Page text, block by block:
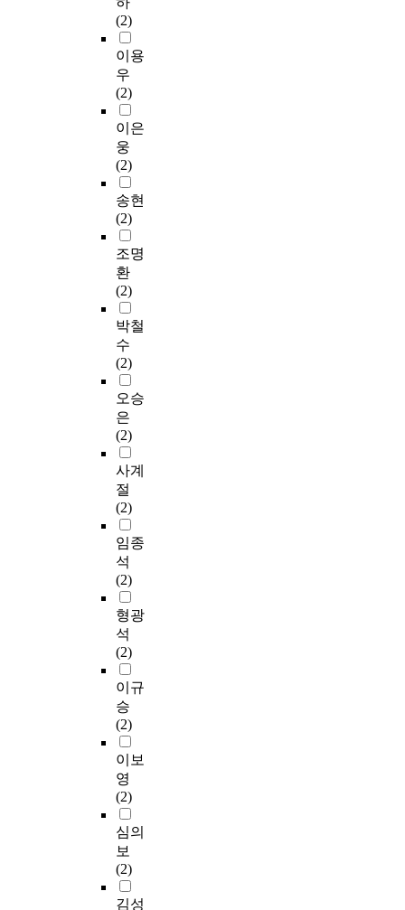
(2)
이용
우
(2)
이은
웅
(2)
송현
(2)
조명
환
(2)
박철
수
(2)
오승
은
(2)
사계
절
(2)
임종
석
(2)
형광
석
(2)
이규
승
(2)
이보
영
(2)
심의
보
(2)
김성